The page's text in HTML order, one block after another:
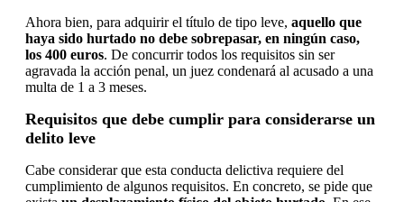
Ahora bien, para adquirir el título de tipo leve, aquello que
haya sido hurtado no debe sobrepasar, en ningún caso,
los 400 euros. De concurrir todos los requisitos sin ser
agravada la acción penal, un juez condenará al acusado a una
multa de 1 a 3 meses.
Requisitos que debe cumplir para considerarse un
delito leve
Cabe considerar que esta conducta delictiva requiere del
cumplimiento de algunos requisitos. En concreto, se pide que